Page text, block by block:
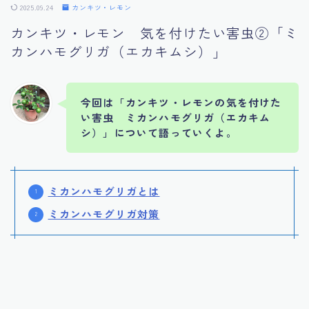
2025.09.24 カンキツ・レモン
カンキツ・レモン 気を付けたい害虫②「ミ
カンハモグリガ（エカキムシ）」
今回は「カンキツ・レモンの気を付けた
い害虫 ミカンハモグリガ（エカキム
シ）」について語っていくよ。
ミカンハモグリガとは
ミカンハモグリガ対策